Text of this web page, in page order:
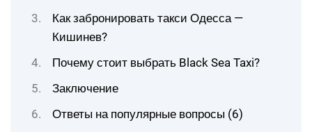
Как забронировать такси Одесса —
Кишинев?
Почему стоит выбрать Black Sea Taxi?
Заключение
Ответы на популярные вопросы (6)